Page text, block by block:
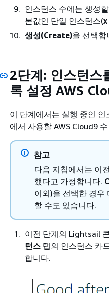
인스턴스 수에는 생성
본값인 단일 인스턴스(x
생성(Create)을 선택합
2단계: 인스턴스
록 설정 AWS
이 단계에서는 실행 중인
에서 사용할 AWS Cloud9
참고
다음 지침에서는 이
했다고 가정합니다.
이외)을 선택한 경우
할 수도 있습니다.
이전 단계의 Lightsail
턴스 탭의 인스턴스 카
합니다.